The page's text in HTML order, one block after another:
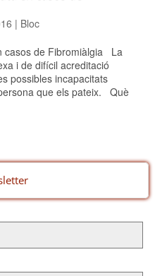
| Bloc
casos de Fibromiàlgia La
i de difícil acreditació
possibles incapacitats
que els pateix. Què